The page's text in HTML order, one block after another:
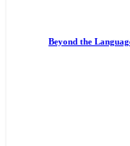
Beyond the